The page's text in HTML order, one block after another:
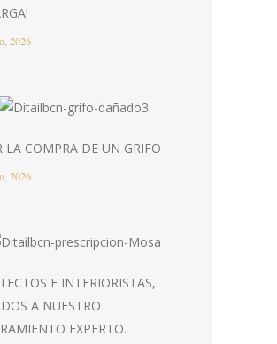
2026
LA COMPRA DE UN GRIFO
2026
E INTERIORISTAS,
A NUESTRO
EXPERTO.